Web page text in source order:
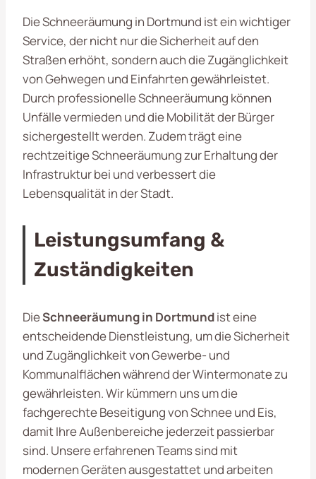
Die Schneeräumung in Dortmund ist ein wichtiger
Service, der nicht nur die Sicherheit auf den
Straßen erhöht, sondern auch die Zugänglichkeit
von Gehwegen und Einfahrten gewährleistet.
Durch professionelle Schneeräumung können
Unfälle vermieden und die Mobilität der Bürger
sichergestellt werden. Zudem trägt eine
rechtzeitige Schneeräumung zur Erhaltung der
Infrastruktur bei und verbessert die
Lebensqualität in der Stadt.
Leistungsumfang &
Zuständigkeiten
DieSchneeräumung in Dortmundist eine
entscheidende Dienstleistung, um die Sicherheit
und Zugänglichkeit von Gewerbe- und
Kommunalflächen während der Wintermonate zu
gewährleisten. Wir kümmern uns um die
fachgerechte Beseitigung von Schnee und Eis,
damit Ihre Außenbereiche jederzeit passierbar
sind. Unsere erfahrenen Teams sind mit
modernen Geräten ausgestattet und arbeiten